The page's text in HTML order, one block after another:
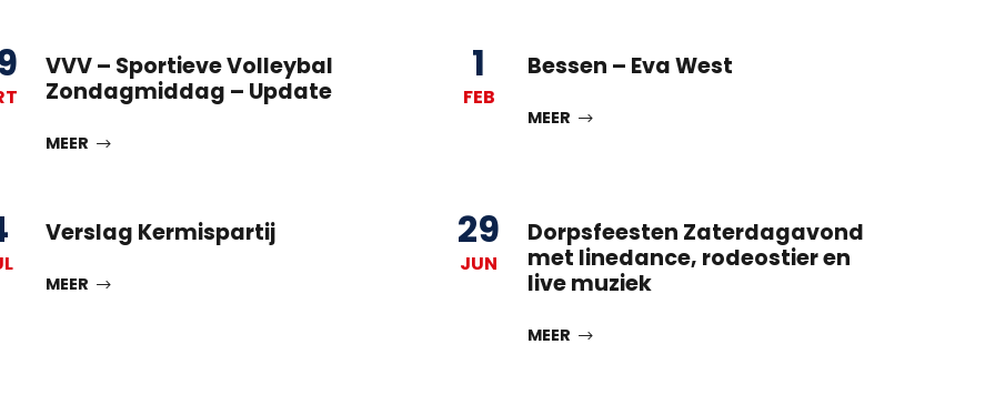
VVV – Sportieve Volleybal
Zondagmiddag – Update
MEER
1
FEB
Bessen – Eva West
MEER
Verslag Kermispartij
MEER
29
JUN
Dorpsfeesten Zaterdagavond
met linedance, rodeostier en
live muziek
MEER